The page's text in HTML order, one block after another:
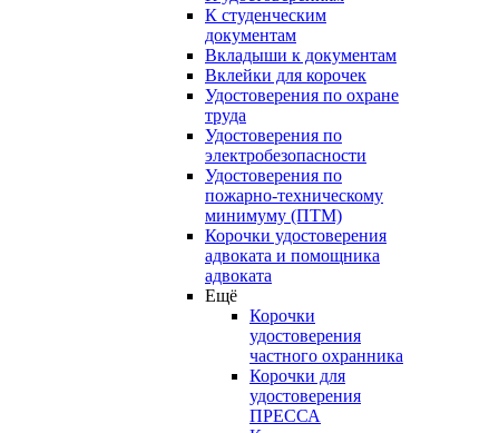
К студенческим
документам
Вкладыши к документам
Вклейки для корочек
Удостоверения по охране
труда
Удостоверения по
электробезопасности
Удостоверения по
пожарно-техническому
минимуму (ПТМ)
Корочки удостоверения
адвоката и помощника
адвоката
Ещё
Корочки
удостоверения
частного охранника
Корочки для
удостоверения
ПРЕССА